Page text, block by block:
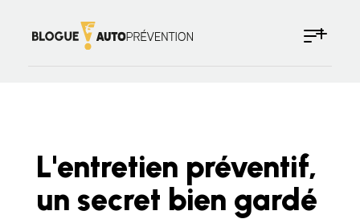
L'entretien préventif,
un secret bien gardé